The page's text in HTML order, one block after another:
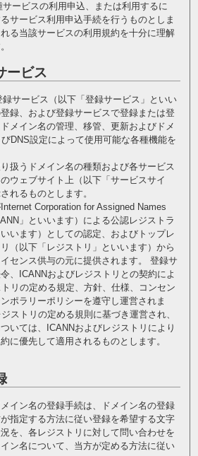
ービスの利用申込、または利用するに
サービス利用申込手続を行うものとしま
る当該サービスの利用規約を十分に理解
ービス
サービス（以下「登録サービス」といい
録、および登録サービスで登録または登
メイン名の管理、移管、更新およびドメ
DNS設定によって使用可能な各種機能を
扱うドメイン名の種類および各サービス
ウェブサイト上（以下「サービスサイ
れるものとします。
Corporation for Assigned Names
」といいます）による公認レジストラ
います）としての認定、およびトップレ
（以下「レジストリ」といいます）から
センス供与の元に提供されます。 登録サ
、ICANNおよびレジストリとの契約によ
リの定める規定、方針、仕様、コンセン
ポラリーポリシーを遵守し運営されま
ストリの定める規則に基づき運営され、
いては、ICANNおよびレジストリにより
に優先して適用されるものとします。
イン名の登録手続は、ドメイン名の登録
指定する方法に従い登録を希望する文字
を、各レジストリに対して問い合わせを
ン名について、当方が定める方法に従い